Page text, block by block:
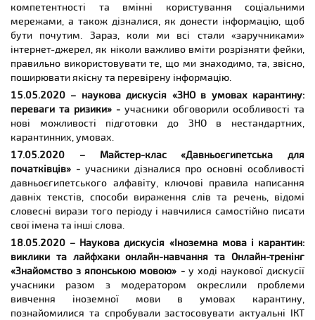
компетентності та вмінні користування соціальними
мережами, а також дізналися, як донести інформацію, щоб
бути почутим. Зараз, коли ми всі стали «заручниками»
інтернет-джерел, як ніколи важливо вміти розрізняти фейки,
правильно використовувати те, що ми знаходимо, та, звісно,
поширювати якісну та перевірену інформацію.
15.05.2020 – наукова дискусія «ЗНО в умовах карантину:
переваги та ризики» - учасники обговорили особливості та
нові можливості підготовки до ЗНО в нестандартних,
карантинних, умовах.
17.05.2020 – Майстер-клас «Давньоєгипетська для
початківців» - учасники дізналися про основні особливості
давньоєгипетського алфавіту, ключові правила написання
давніх текстів, способи вираження слів та речень, відомі
словесні вирази того періоду і навчилися самостійно писати
свої імена та інші слова.
18.05.2020 – Наукова дискусія «Іноземна мова і карантин:
виклики та лайфхаки онлайн-навчання та Онлайн-тренінг
«Знайомство з японською мовою» - у ході наукової дискусії
учасники разом з модератором окреслили проблеми
вивчення іноземної мови в умовах карантину,
познайомилися та спробували застосовувати актуальні ІКТ